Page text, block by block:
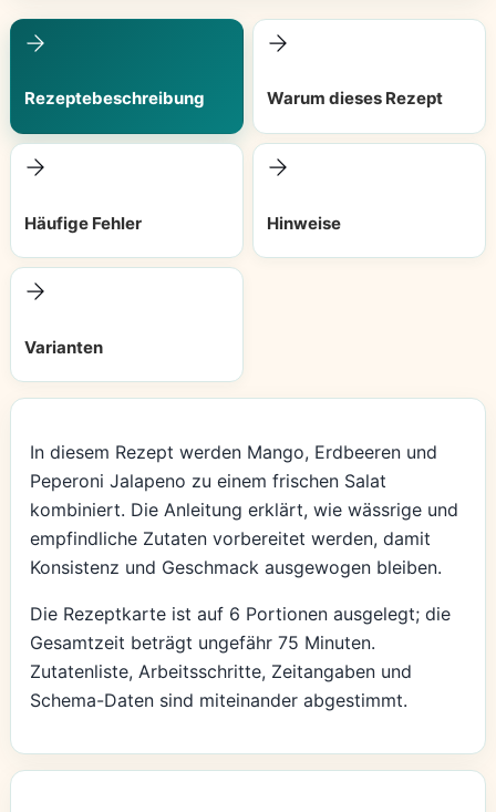
Rezeptebeschreibung Warum dieses Rezept
Häufige Fehler Hinweise
Varianten
In diesem Rezept werden Mango, Erdbeeren und
Peperoni Jalapeno zu einem frischen Salat
kombiniert. Die Anleitung erklärt, wie wässrige und
empfindliche Zutaten vorbereitet werden, damit
Konsistenz und Geschmack ausgewogen bleiben.
Die Rezeptkarte ist auf 6 Portionen ausgelegt; die
Gesamtzeit beträgt ungefähr 75 Minuten.
Zutatenliste, Arbeitsschritte, Zeitangaben und
Schema-Daten sind miteinander abgestimmt.